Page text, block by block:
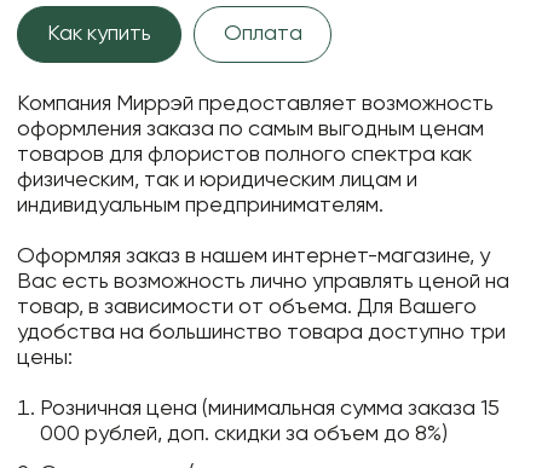
Как купить Оплата
Компания Миррэй предоставляет возможность
оформления заказа по самым выгодным ценам
товаров для флористов полного спектра как
физическим, так и юридическим лицам и
индивидуальным предпринимателям.
Оформляя заказ в нашем интернет-магазине, у
Вас есть возможность лично управлять ценой на
товар, в зависимости от объема. Для Вашего
удобства на большинство товара доступно три
цены:
Розничная цена (минимальная сумма заказа 15
000 рублей, доп. скидки за объем до 8%)